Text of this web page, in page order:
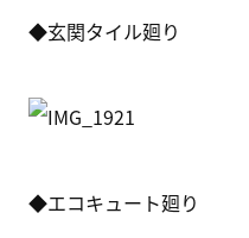
◆玄関タイル廻り
◆エコキュート廻り